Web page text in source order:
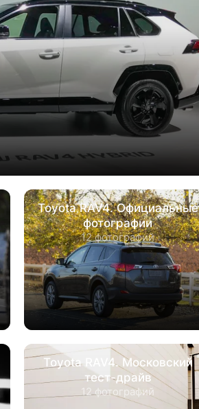
Toyota RAV4. Официальные
фотографии
12 фотографий
Toyota RAV4. Московский
тест-драйв
12 фотографий